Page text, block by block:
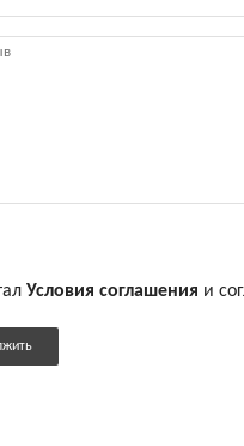
Условия соглашения и